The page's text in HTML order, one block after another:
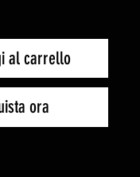
al carrello
ora